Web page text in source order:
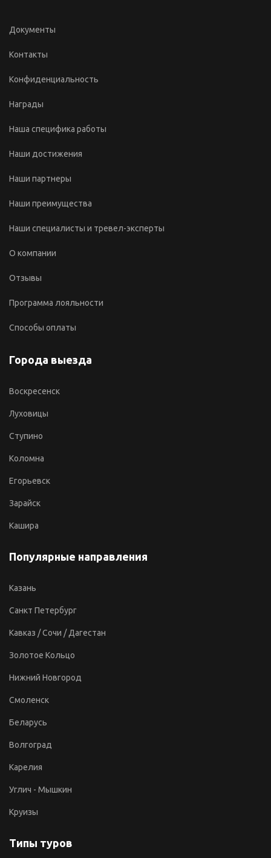
Документы
Контакты
Конфиденциальность
Награды
Наша специфика работы
Наши достижения
Наши партнеры
Наши преимущества
Наши специалисты и тревел-эксперты
О компании
Отзывы
Программа лояльности
Способы оплаты
Города выезда
Воскресенск
Луховицы
Ступино
Коломна
Егорьевск
Зарайск
Кашира
Популярные направления
Казань
Санкт Петербург
Кавказ / Сочи / Дагестан
Золотое Кольцо
Нижний Новгород
Смоленск
Беларусь
Волгоград
Карелия
Углич - Мышкин
Круизы
Типы туров